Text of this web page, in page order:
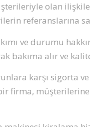
olan
referanslarına
ve durumu
bakıma alır ve
karşı sigorta
firma, müşterilerine